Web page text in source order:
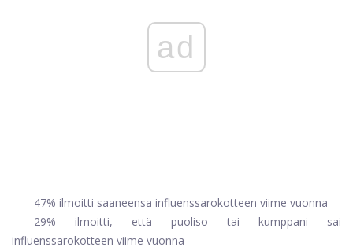
ad
47% ilmoitti saaneensa influenssarokotteen viime vuonna
29% ilmoitti, että puoliso tai kumppani sai
influenssarokotteen viime vuonna